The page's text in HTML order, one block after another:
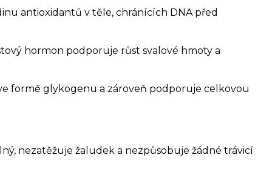
antioxidantů v těle, chránících DNA před
hormon podporuje růst svalové hmoty a
formě glykogenu a zároveň podporuje celkovou
nezatěžuje žaludek a nezpůsobuje žádné trávicí